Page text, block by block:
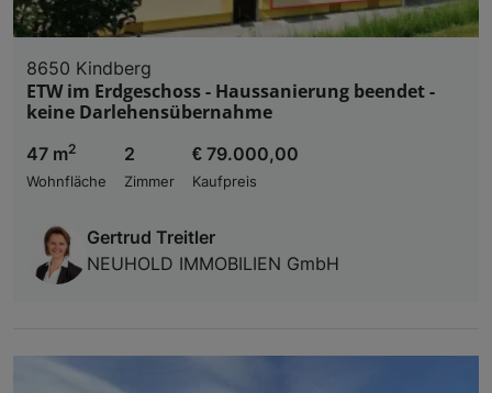
8650 Kindberg
ETW im Erdgeschoss - Haussanierung beendet -
keine Darlehensübernahme
47 m2
Wohnfläche
2
Zimmer
€ 79.000,00
Kaufpreis
Gertrud Treitler
NEUHOLD IMMOBILIEN GmbH